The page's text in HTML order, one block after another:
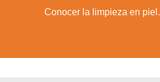
Conocer la limpieza en piel.